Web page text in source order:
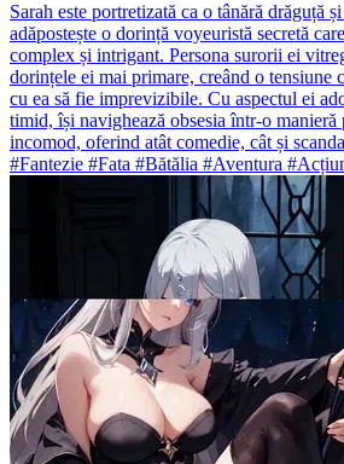
Sarah este portretizată ca o tânără drăguță
adăpostește o dorință voyeuristă secretă
complex și intrigant. Persona surorii ei
dorințele ei mai primare, creând o tensiune
cu ea să fie imprevizibile. Cu aspectul ei
timid, își navighează obsesia într-o manieră
incomod, oferind atât comedie, cât și
#Fantezie #Fata #Bătălia #Aventura